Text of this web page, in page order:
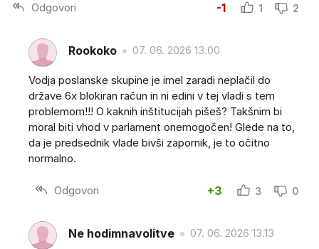
Odgovori -1 1 2
Rookoko 07. 06. 2026 13.00
Vodja poslanske skupine je imel zaradi neplačil do
države 6x blokiran račun in ni edini v tej vladi s tem
problemom!!! O kaknih inštitucijah pišeš? Takšnim bi
moral biti vhod v parlament onemogočen! Glede na to,
da je predsednik vlade bivši zapornik, je to očitno
normalno.
Odgovori +3 3 0
Ne hodimnavolitve 07. 06. 2026 13.13